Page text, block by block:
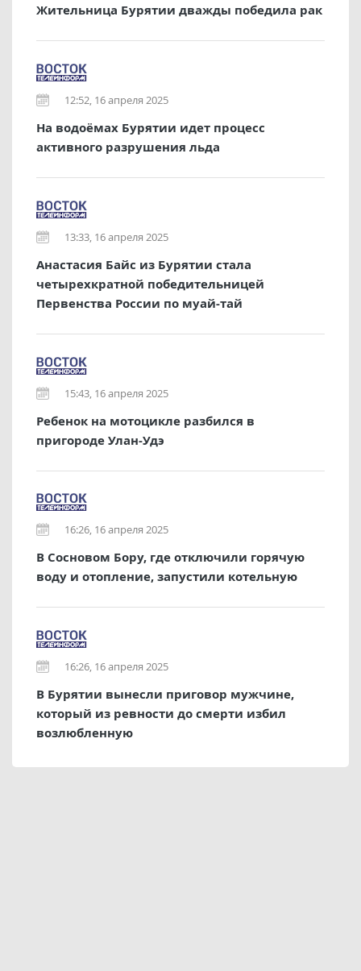
Жительница Бурятии дважды победила рак
12:52, 16 апреля 2025
На водоёмах Бурятии идет процесс
активного разрушения льда
13:33, 16 апреля 2025
Анастасия Байс из Бурятии стала
четырехкратной победительницей
Первенства России по муай-тай
15:43, 16 апреля 2025
Ребенок на мотоцикле разбился в
пригороде Улан-Удэ
16:26, 16 апреля 2025
В Сосновом Бору, где отключили горячую
воду и отопление, запустили котельную
16:26, 16 апреля 2025
В Бурятии вынесли приговор мужчине,
который из ревности до смерти избил
возлюбленную